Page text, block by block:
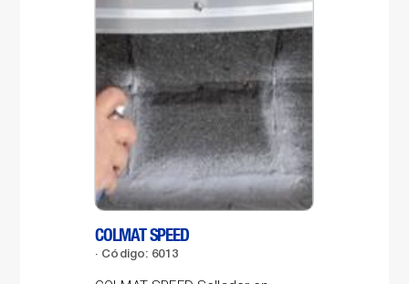
COLMAT SPEED
Código: 6013